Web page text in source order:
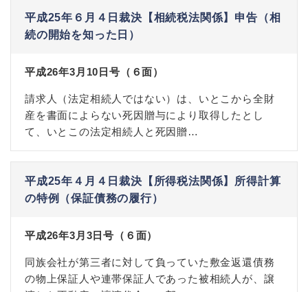
平成25年６月４日裁決【相続税法関係】申告（相
続の開始を知った日）
平成26年3月10日号（６面）
請求人（法定相続人ではない）は、いとこから全財
産を書面によらない死因贈与により取得したとし
て、いとこの法定相続人と死因贈…
平成25年４月４日裁決【所得税法関係】所得計算
の特例（保証債務の履行）
平成26年3月3日号（６面）
同族会社が第三者に対して負っていた敷金返還債務
の物上保証人や連帯保証人であった被相続人が、譲